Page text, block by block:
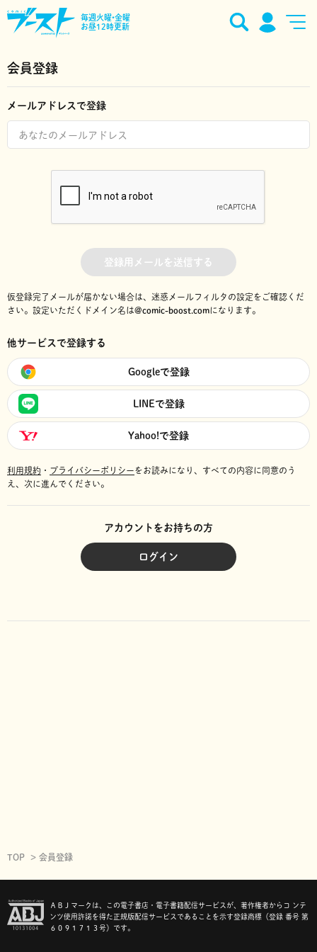
毎週火曜•金曜
お昼12時更新
会員登録
メールアドレスで登録
登録用メールを送信する
仮登録完了メールが届かない場合は、迷惑メールフィルタの設定をご確認くだ
さい。 設定いただくドメイン名は@comic-boost.comになります。
他サービスで登録する
Googleで登録
LINEで登録
Yahoo!で登録
利用規約 ・ プライバシーポリシーをお読みになり、 すべての内容に同意のう
え、次に進んでください。
アカウントをお持ちの方
ログイン
TOP 会員登録
ＡＢＪマークは、この電子書店・電子書籍配信サービスが、著作権者からコ ンテ
ンツ使用許諾を得た正規版配信サービスであることを示す登録商標（登録 番号 第
６０９１７１３号）です。